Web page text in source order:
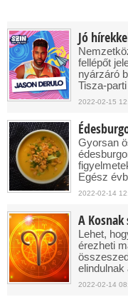
Jó
fellépőt
nyárzáró
Tisza-parti
2022-02-15
Gyorsan
Egész
2022-02-14
A Kosnak
Lehet,
érezheti
elindulnak
2022-02-14